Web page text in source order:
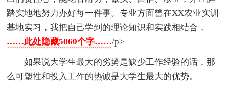
踏实地地努力办好每一件事。专业方面曾在XX农业实训
基地实习，我把自己学到的理论知识和实践相结合，
……此处隐藏5060个字……/p>
如果说大学生最大的劣势是缺少工作经验的话，那
么可塑性和投入工作的热诚是大学生最大的优势。